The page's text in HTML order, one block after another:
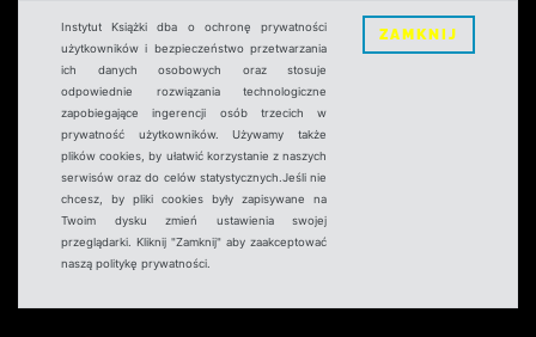
Instytut Książki dba o ochronę prywatności
użytkowników i bezpieczeństwo przetwarzania
ich danych osobowych oraz stosuje
odpowiednie rozwiązania technologiczne
zapobiegające ingerencji osób trzecich w
prywatność użytkowników. Używamy także
plików cookies, by ułatwić korzystanie z naszych
serwisów oraz do celów statystycznych.Jeśli nie
chcesz, by pliki cookies były zapisywane na
Twoim dysku zmień ustawienia swojej
przeglądarki. Kliknij "Zamknij" aby zaakceptować
naszą politykę prywatności.
ZAMKNIJ